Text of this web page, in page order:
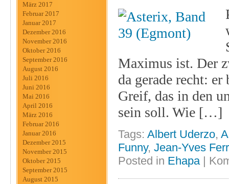
März 2017
Februar 2017
Januar 2017
Dezember 2016
November 2016
Oktober 2016
September 2016
August 2016
Juli 2016
Juni 2016
Mai 2016
April 2016
März 2016
Februar 2016
Januar 2016
Dezember 2015
November 2015
Oktober 2015
September 2015
August 2015
Maximus ist. Der
da gerade recht:
Greif, das in den
sein soll. Wie […]
Tags: Albert Uderzo,
Funny, Jean-Yves
Posted in Ehapa |